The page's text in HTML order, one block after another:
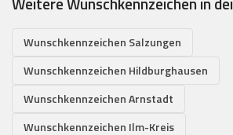
Wunschkennzeichen Salzungen
Wunschkennzeichen Hildburghausen
Wunschkennzeichen Arnstadt
Wunschkennzeichen Ilm-Kreis